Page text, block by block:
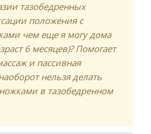
тазобедренных
положения с
чем еще я могу дома
6 месяцев)? Помогает
и пассивная
нельзя делать
в тазобедренном